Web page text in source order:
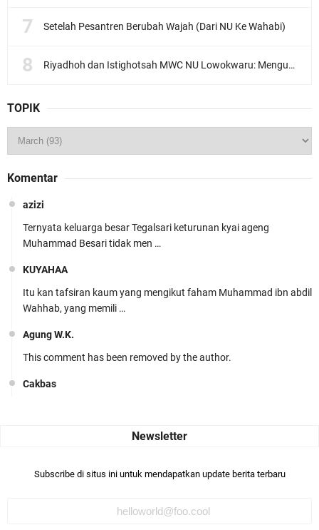
Setelah Pesantren Berubah Wajah (Dari NU Ke Wahabi)
Riyadhoh dan Istighotsah MWC NU Lowokwaru: Menguatkan Doa, Menjalin Ukhuwah Menyambut Muktamar NU ke-35
TOPIK
Komentar
azizi
Ternyata keluarga besar Tegalsari keturunan kyai ageng
Muhammad Besari tidak men …
KUYAHAA
Itu kan tafsiran kaum yang mengikut faham Muhammad ibn abdil
Wahhab, yang memili …
Agung W.K.
This comment has been removed by the author.
Cakbas
Bismillaah semoga pembuat artikel Alloh berikan pemahaman yg
Subscribe di situs ini untuk mendapatkan update berita terbaru